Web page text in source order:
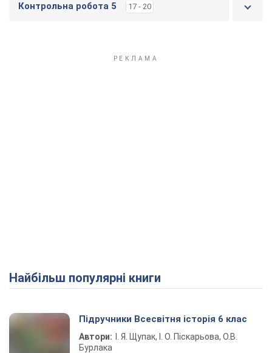
Контрольна робота 5 17 - 20
Найбільш популярні книги
Підручники Всесвітня історія 6 клас
Автори:
І. Я. Щупак, І. О. Піскарьова, О.В.
Бурлака